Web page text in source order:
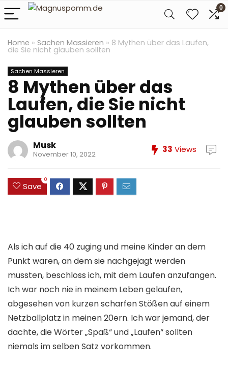
0
Home » Sachen Massieren » 8 Mythen über das Laufen,
die Sie nicht glauben sollten
Sachen Massieren
8 Mythen über das
Laufen, die Sie nicht
glauben sollten
Musk
November 10, 2022 33 Views
Save
0
Als ich auf die 40 zuging und meine Kinder an dem
Punkt waren, an dem sie nachgejagt werden
mussten, beschloss ich, mit dem Laufen anzufangen.
Ich war noch nie in meinem Leben gelaufen,
abgesehen von kurzen scharfen Stößen auf einem
Netzballplatz in meinen 20ern. Ich war jemand, der
dachte, die Wörter „Spaß“ und „Laufen“ sollten
niemals im selben Satz vorkommen.